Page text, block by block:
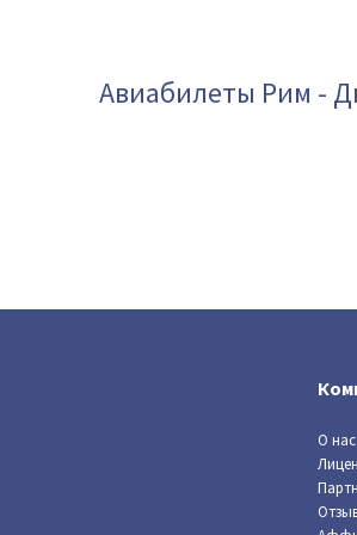
Авиабилеты Рим -
О нас